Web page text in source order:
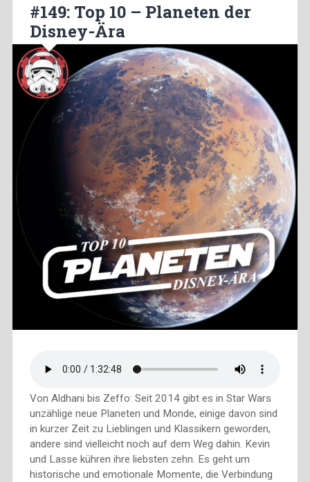
#149: Top 10 – Planeten der
Disney-Ära
Von Aldhani bis Zeffo: Seit 2014 gibt es in Star Wars
unzählige neue Planeten und Monde, einige davon sind
in kurzer Zeit zu Lieblingen und Klassikern geworden,
andere sind vielleicht noch auf dem Weg dahin. Kevin
und Lasse kühren ihre liebsten zehn. Es geht um
historische und emotionale Momente, die Verbindung